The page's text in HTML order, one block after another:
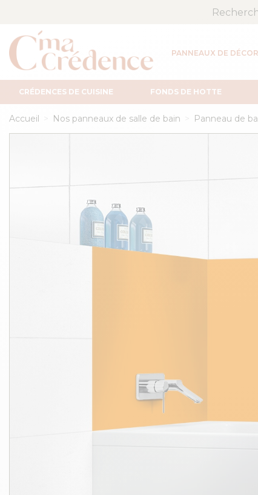
PANNEAUX DE
CRÉDENCES DE CUISINE FONDS DE HOTTE
Accueil Nos panneaux de salle de bain Panneau de